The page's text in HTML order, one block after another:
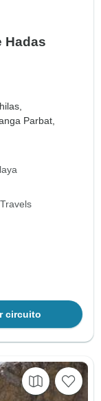
Hadas
Parbat,
circuito